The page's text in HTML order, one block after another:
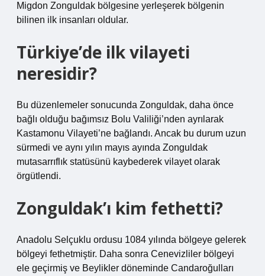
Migdon Zonguldak bölgesine yerleşerek bölgenin
bilinen ilk insanları oldular.
Türkiye’de ilk vilayeti
neresidir?
Bu düzenlemeler sonucunda Zonguldak, daha önce
bağlı olduğu bağımsız Bolu Valiliği’nden ayrılarak
Kastamonu Vilayeti’ne bağlandı. Ancak bu durum uzun
sürmedi ve aynı yılın mayıs ayında Zonguldak
mutasarrıflık statüsünü kaybederek vilayet olarak
örgütlendi.
Zonguldak’ı kim fethetti?
Anadolu Selçuklu ordusu 1084 yılında bölgeye gelerek
bölgeyi fethetmiştir. Daha sonra Cenevizliler bölgeyi
ele geçirmiş ve Beylikler döneminde Candaroğulları